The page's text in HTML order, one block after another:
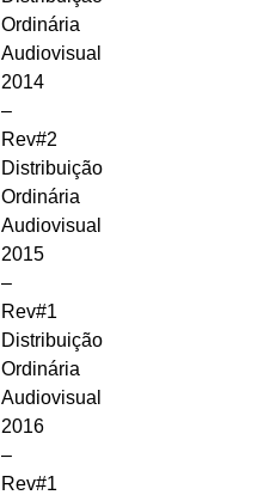
Ordinária
Audiovisual
2014
–
Rev#2
Distribuição
Ordinária
Audiovisual
2015
–
Rev#1
Distribuição
Ordinária
Audiovisual
2016
–
Rev#1